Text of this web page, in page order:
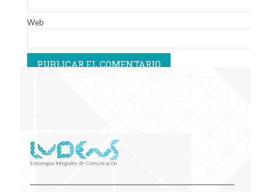
Web